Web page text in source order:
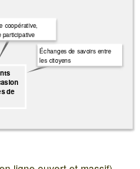
de
Échanges de savoirs entre
les citoyens
coopérative,
participative